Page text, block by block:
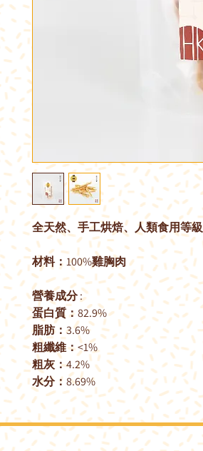
全天然、手工烘焙、人類食用等級
材料： 100%雞胸肉
營養成分:
蛋白質： 82.9%
脂肪： 3.6%
粗纖維：<1%
粗灰：4.2%
水分： 8.69%